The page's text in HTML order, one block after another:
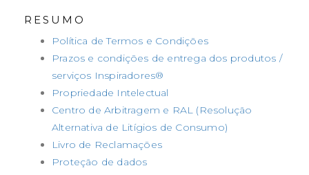
RESUMO
Política de Termos e Condições
Prazos e condições de entrega dos produtos /
serviços Inspiradores®
Propriedade Intelectual
Centro de Arbitragem e RAL (Resolução
Alternativa de Litígios de Consumo)
Livro de Reclamações
Proteção de dados